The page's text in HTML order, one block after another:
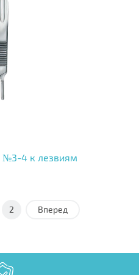
№3-4 к лезвиям
2 Вперед